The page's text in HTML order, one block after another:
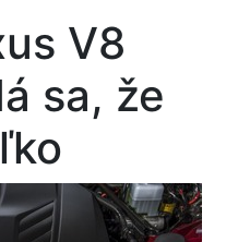
V8
sa, že